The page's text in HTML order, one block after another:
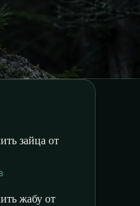
зайца от
жабу от